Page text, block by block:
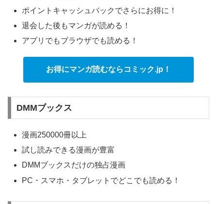
ポイントキャッシュバックでさらにお得に！
退会した後もマンガが読める！
アプリでもブラウザでも読める！
お得にマンガ読むならコミック.jp！
DMMブックス
漫画250000冊以上
試し読みできる漫画が豊富
DMMブックスだけの独占漫画
PC・スマホ・タブレットでどこでも読める！